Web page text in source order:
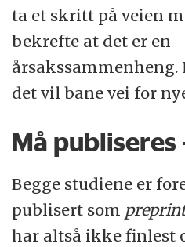
ta et skritt på veien
bekrefte at det er en
årsakssammenheng.
det vil bane vei for
Må publiseres
Begge studiene er
publisert som
har altså ikke finlest